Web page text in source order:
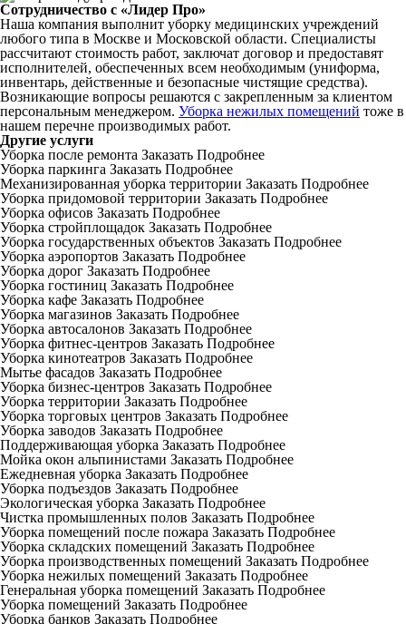
Сотрудничество с «Лидер Про»
Наша компания выполнит уборку медицинских учреждений
любого типа в Москве и Московской области. Специалисты
рассчитают стоимость работ, заключат договор и предоставят
исполнителей, обеспеченных всем необходимым (униформа,
инвентарь, действенные и безопасные чистящие средства).
Возникающие вопросы решаются с закрепленным за клиентом
персональным менеджером. Уборка нежилых помещений тоже в
нашем перечне производимых работ.
Другие услуги
Уборка после ремонта Заказать Подробнее
Уборка паркинга Заказать Подробнее
Механизированная уборка территории Заказать Подробнее
Уборка придомовой территории Заказать Подробнее
Уборка офисов Заказать Подробнее
Уборка стройплощадок Заказать Подробнее
Уборка государственных объектов Заказать Подробнее
Уборка аэропортов Заказать Подробнее
Уборка дорог Заказать Подробнее
Уборка гостиниц Заказать Подробнее
Уборка кафе Заказать Подробнее
Уборка магазинов Заказать Подробнее
Уборка автосалонов Заказать Подробнее
Уборка фитнес-центров Заказать Подробнее
Уборка кинотеатров Заказать Подробнее
Мытье фасадов Заказать Подробнее
Уборка бизнес-центров Заказать Подробнее
Уборка территории Заказать Подробнее
Уборка торговых центров Заказать Подробнее
Уборка заводов Заказать Подробнее
Поддерживающая уборка Заказать Подробнее
Мойка окон альпинистами Заказать Подробнее
Ежедневная уборка Заказать Подробнее
Уборка подъездов Заказать Подробнее
Экологическая уборка Заказать Подробнее
Чистка промышленных полов Заказать Подробнее
Уборка помещений после пожара Заказать Подробнее
Уборка складских помещений Заказать Подробнее
Уборка производственных помещений Заказать Подробнее
Уборка нежилых помещений Заказать Подробнее
Генеральная уборка помещений Заказать Подробнее
Уборка помещений Заказать Подробнее
Уборка банков Заказать Подробнее